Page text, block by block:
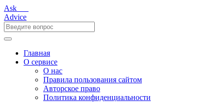
Ask___
Advice
Главная
О сервисе
О нас
Правила пользования сайтом
Авторское право
Политика конфиденциальности